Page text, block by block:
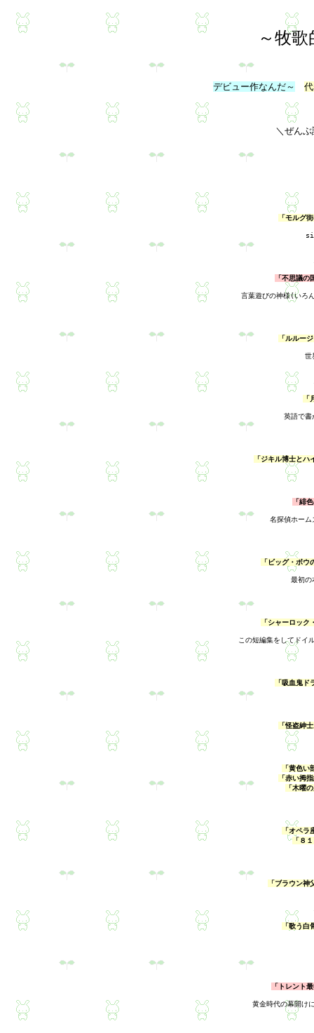
～牧
デビュー作なんだ～
「モルグ
「不思議
言葉遊びの神様(いろ
「ルルー
世
英語で書
「ジキル博士と
「緋
名探偵ホーム
「ビッグ・ボ
最初の
「シャーロッ
この短編集をしてドイ
「吸血鬼
「怪盗紳
「黄色
「赤い拇
「木曜
「オペ
「８
「ブラウン
「歌う
「トレント
黄金時代の幕開け